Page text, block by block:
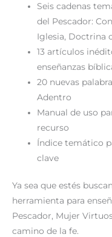
Seis cadenas
del Pescador:
Iglesia, Doctrina
13 artículos
enseñanzas
20 nuevas
Adentro
Manual de uso
recurso
Índice temático
clave
Ya sea que estés
herramienta para
Pescador, Mujer
camino de la fe.